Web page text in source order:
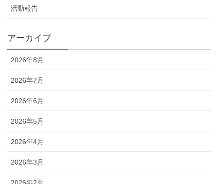
活動報告
アーカイブ
2026年8月
2026年7月
2026年6月
2026年5月
2026年4月
2026年3月